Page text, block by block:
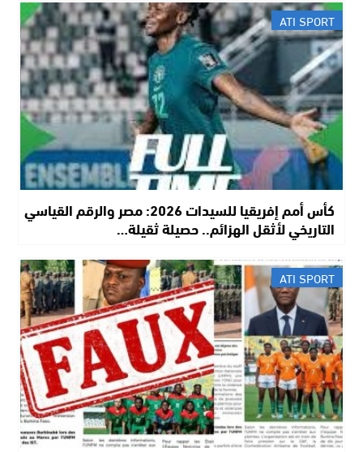
ATI SPORT
كأس أمم إفريقيا للسيدات 2026: مصر والرقم القياسي
التاريخي لأثقل الهزائم.. حصيلة ثقيلة…
ATI SPORT